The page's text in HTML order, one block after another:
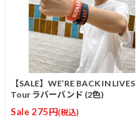
【SALE】WE’RE BACK IN LIVES
Tour ラバーバンド (2色)
Sale 275円(税込)